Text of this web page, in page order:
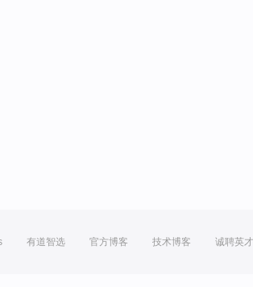
有道智选 官方博客 技术博客 诚聘英才